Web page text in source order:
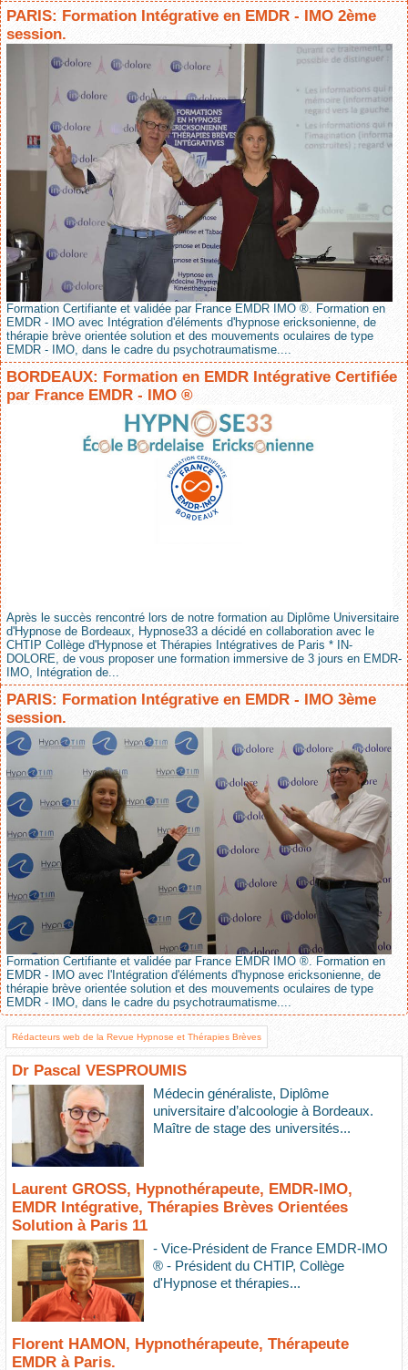
PARIS: Formation Intégrative en EMDR - IMO 2ème
session.
Formation Certifiante et validée par France EMDR IMO ®. Formation en
EMDR - IMO avec Intégration d'éléments d'hypnose ericksonienne, de
thérapie brève orientée solution et des mouvements oculaires de type
EMDR - IMO, dans le cadre du psychotraumatisme....
BORDEAUX: Formation en EMDR Intégrative Certifiée
par France EMDR - IMO ®
Après le succès rencontré lors de notre formation au Diplôme Universitaire
d'Hypnose de Bordeaux, Hypnose33 a décidé en collaboration avec le
CHTIP Collège d'Hypnose et Thérapies Intégratives de Paris * IN-
DOLORE, de vous proposer une formation immersive de 3 jours en EMDR-
IMO, Intégration de...
PARIS: Formation Intégrative en EMDR - IMO 3ème
session.
Formation Certifiante et validée par France EMDR IMO ®. Formation en
EMDR - IMO avec l'Intégration d'éléments d'hypnose ericksonienne, de
thérapie brève orientée solution et des mouvements oculaires de type
EMDR - IMO, dans le cadre du psychotraumatisme....
Rédacteurs web de la Revue Hypnose et Thérapies Brèves
Dr Pascal VESPROUMIS
Médecin généraliste, Diplôme
universitaire d’alcoologie à Bordeaux.
Maître de stage des universités...
Laurent GROSS, Hypnothérapeute, EMDR-IMO,
EMDR Intégrative, Thérapies Brèves Orientées
Solution à Paris 11
- Vice-Président de France EMDR-IMO
® - Président du CHTIP, Collège
d'Hypnose et thérapies...
Florent HAMON, Hypnothérapeute, Thérapeute
EMDR à Paris.